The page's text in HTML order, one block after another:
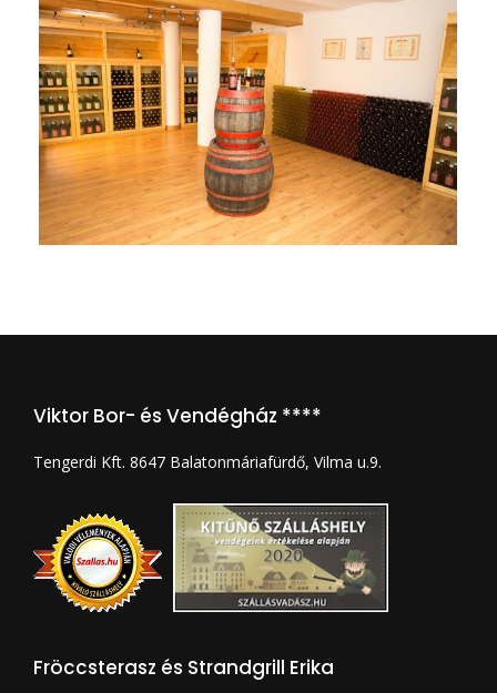
Viktor Bor- és Vendégház ****
Tengerdi Kft. 8647 Balatonmáriafürdő, Vilma u.9.
Fröccsterasz és Strandgrill Erika